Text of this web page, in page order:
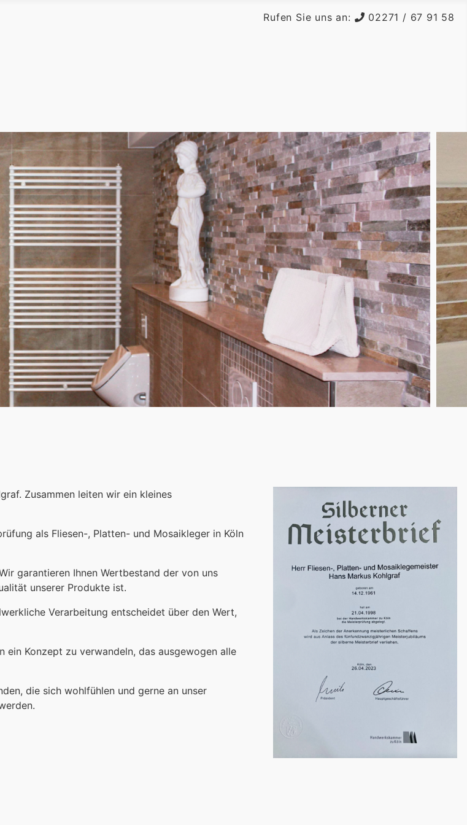
Rufen Sie uns an: 02271 / 67 91 58
Zusammen leiten wir ein kleines
als Fliesen-, Platten- und Mosaikleger in Köln
garantieren Ihnen Wertbestand der von uns
unserer Produkte ist.
Verarbeitung entscheidet über den Wert,
ein Konzept zu verwandeln, das ausgewogen alle
die sich wohlfühlen und gerne an unser